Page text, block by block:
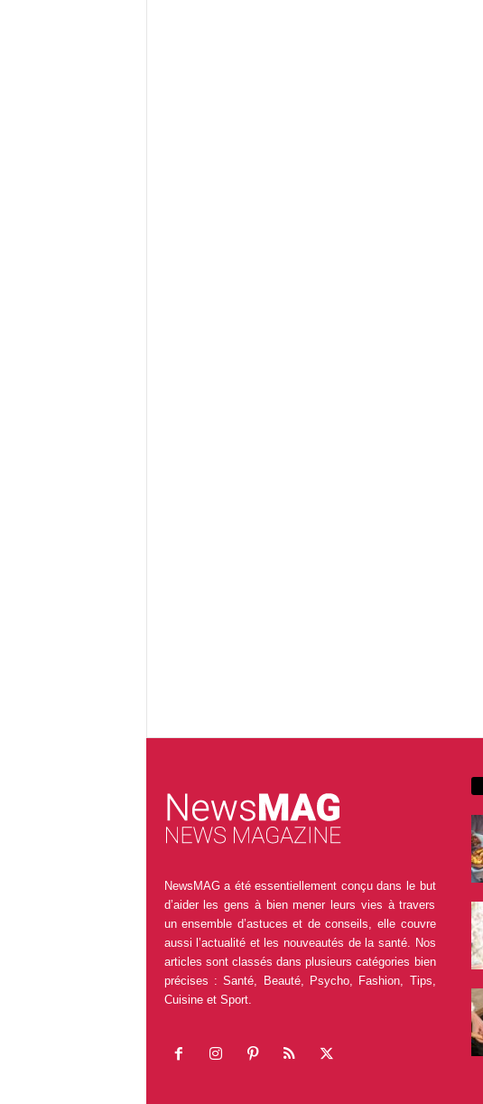
NewsMAG a été essentiellement conçu dans le but
d’aider les gens à bien mener leurs vies à travers
un ensemble d’astuces et de conseils, elle couvre
aussi l’actualité et les nouveautés de la santé. Nos
articles sont classés dans plusieurs catégories bien
précises : Santé, Beauté, Psycho, Fashion, Tips,
Cuisine et Sport.